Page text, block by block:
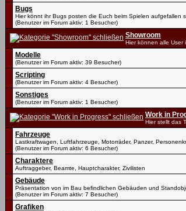
Bugs
Hier könnt ihr Bugs posten die Euch beim Spielen
(Benutzer im Forum aktiv: 1 Besucher)
Showroom
Hier können alle User
Modelle
(Benutzer im Forum aktiv: 39 Besucher)
Scripting
(Benutzer im Forum aktiv: 4 Besucher)
Sonstiges
(Benutzer im Forum aktiv: 1 Besucher)
Work in
Hier stellt das
Fahrzeuge
Lastkraftwagen, Luftfahrzeuge, Motorräder, Panzer,
(Benutzer im Forum aktiv: 6 Besucher)
Charaktere
Auftraggeber, Beamte, Hauptcharakter, Zivilisten
Gebäude
Präsentation von im Bau befindlichen Gebäuden und
(Benutzer im Forum aktiv: 7 Besucher)
Grafiken